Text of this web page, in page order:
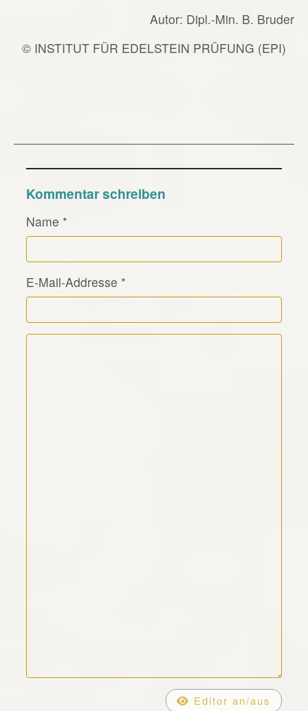
Autor: Dipl.-Min. B. Bruder
© INSTITUT FÜR EDELSTEIN PRÜFUNG (EPI)
Kommentar schreiben
Name *
E-Mail-Addresse *
Kommentar Text
Editor an/aus